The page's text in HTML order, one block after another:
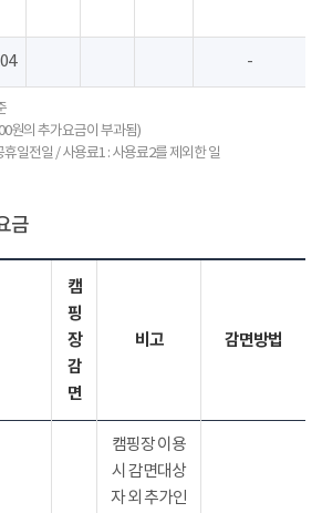
-
원의 추가요금이 부과됨)
일전일 / 사용료1 : 사용료2를 제외한 일
금
캠
핑
장
감
면
비고 감면방법
캠핑장 이용
시 감면대상
자 외 추가인